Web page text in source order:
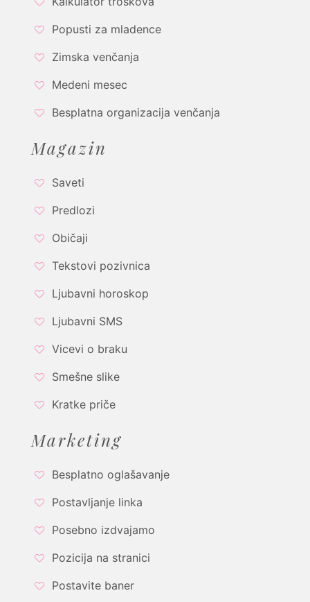
Popusti za mladence
Zimska venčanja
Medeni mesec
Besplatna organizacija venčanja
Magazin
Saveti
Predlozi
Običaji
Tekstovi pozivnica
Ljubavni horoskop
Ljubavni SMS
Vicevi o braku
Smešne slike
Kratke priče
Marketing
Besplatno oglašavanje
Postavljanje linka
Posebno izdvajamo
Pozicija na stranici
Postavite baner